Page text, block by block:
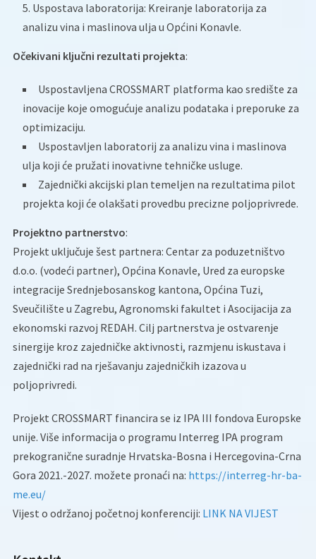
Uspostava laboratorija: Kreiranje laboratorija za
analizu vina i maslinova ulja u Općini Konavle.
Očekivani ključni rezultati projekta:
Uspostavljena CROSSMART platforma kao središte za
inovacije koje omogućuje analizu podataka i preporuke za
optimizaciju.
Uspostavljen laboratorij za analizu vina i maslinova
ulja koji će pružati inovativne tehničke usluge.
Zajednički akcijski plan temeljen na rezultatima pilot
projekta koji će olakšati provedbu precizne poljoprivrede.
Projektno partnerstvo:
Projekt uključuje šest partnera: Centar za poduzetništvo
d.o.o. (vodeći partner), Općina Konavle, Ured za europske
integracije Srednjebosanskog kantona, Općina Tuzi,
Sveučilište u Zagrebu, Agronomski fakultet i Asocijacija za
ekonomski razvoj REDAH. Cilj partnerstva je ostvarenje
sinergije kroz zajedničke aktivnosti, razmjenu iskustava i
zajednički rad na rješavanju zajedničkih izazova u
poljoprivredi.
Projekt CROSSMART financira se iz IPA III fondova Europske
unije. Više informacija o programu Interreg IPA program
prekogranične suradnje Hrvatska-Bosna i Hercegovina-Crna
Gora 2021.-2027. možete pronaći na: https://interreg-hr-ba-
me.eu/
Vijest o održanoj početnoj konferenciji: LINK NA VIJEST